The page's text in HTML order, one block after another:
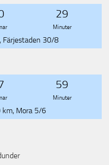
29
Minuter
Färjestaden 30/8
59
Minuter
km, Mora 5/6